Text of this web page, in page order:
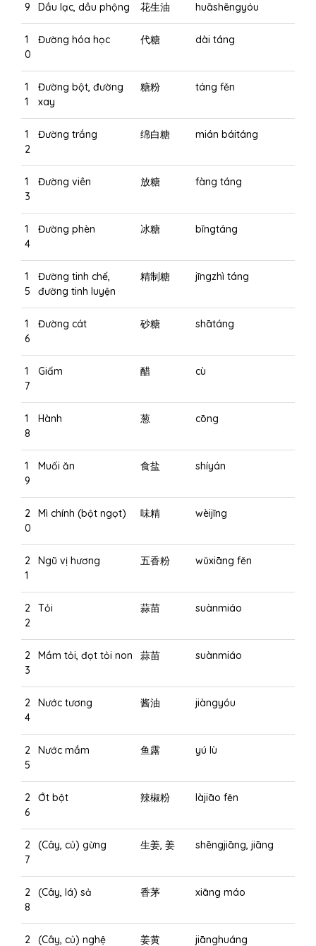
9 Dầu lạc, dầu phộng 花生油 huāshēngyóu
1
0
Đường hóa học 代糖 dài táng
1
1
Đường bột, đường
xay
糖粉 táng fěn
1
2
Đường trắng 绵白糖 mián báitáng
1
3
Đường viên 放糖 fàng táng
1
4
Đường phèn 冰糖 bīngtáng
1
5
Đường tinh chế,
đường tinh luyện
精制糖 jīngzhì táng
1
6
Đường cát 砂糖 shātáng
1
7
Giấm 醋 cù
1
8
Hành 葱 cōng
1
9
Muối ăn 食盐 shíyán
2
0
Mì chính (bột ngọt) 味精 wèijīng
2
1
Ngũ vị hương 五香粉 wǔxiāng fěn
2
2
Tỏi 蒜苗 suànmiáo
2
3
Mầm tỏi, đọt tỏi non 蒜苗 suànmiáo
2
4
Nước tương 酱油 jiàngyóu
2
5
Nước mắm 鱼露 yú lù
2
6
Ớt bột 辣椒粉 làjiāo fěn
2
7
(Cây, củ) gừng 生姜, 姜 shēngjiāng, jiāng
2
8
(Cây, lá) sả 香茅 xiāng máo
2 (Cây, củ) nghệ 姜黄 jiānghuáng